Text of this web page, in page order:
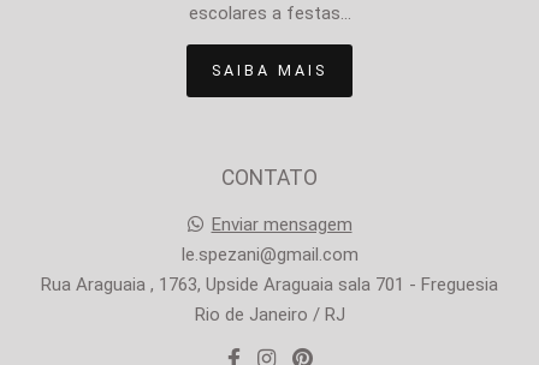
escolares a festas...
SAIBA MAIS
CONTATO
Enviar mensagem
le.spezani@gmail.com
Rua Araguaia , 1763, Upside Araguaia sala 701 - Freguesia
Rio de Janeiro / RJ